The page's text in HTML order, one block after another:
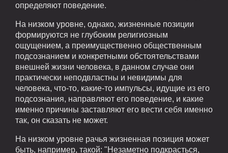
определяют поведение.
На низком уровне, однако, жизненные позиции
формируются не глубоким религиозным
ощущением, а преимущественно общественным
подсознанием и конкретными обстоятельствами
внешней жизни человека, в данном случае они
практически неподвластны и невидимы для
человека, что-то, какие-то импульсы, идущие из его
подсознания, направляют его поведение, и какие
именно причины заставляют его вести себя именно
так, он сказать не может.
На низком уровне рачья жизненная позиция может
быть, например, такой: "Незаметно подкрасться,